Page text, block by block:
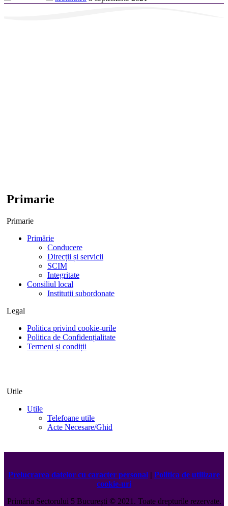
Primarie
Primarie
Primărie
Conducere
Direcții și servicii
SCIM
Integritate
Consiliul local
Institutii subordonate
Legal
Politica privind cookie-urile
Politica de Confidențialitate
Termeni și condiții
Utile
Utile
Telefoane utile
Acte Necesare/Ghid
Prelucrarea datelor cu caracter personal | Politica de utilizare
cookie-uri
Primăria Sectorului 5 București ©️2021. Toate drepturile rezervate.